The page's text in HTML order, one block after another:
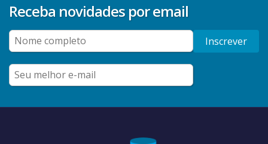
Receba novidades por email
Inscrever